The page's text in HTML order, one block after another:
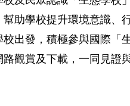
助學校提升環境意識、
出發，積極參與國際「
觀賞及下載，一同見證